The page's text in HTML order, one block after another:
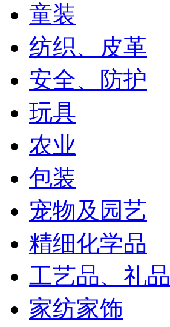
童装
纺织、皮革
安全、防护
玩具
农业
包装
宠物及园艺
精细化学品
工艺品、礼品
家纺家饰